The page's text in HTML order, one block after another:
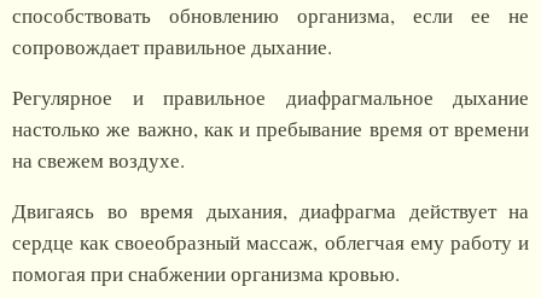
способствовать обновлению организма, если ее не
сопровождает правильное дыхание.
Регулярное и правильное диафрагмальное дыхание
настолько же важно, как и пребывание время от времени
на свежем воздухе.
Двигаясь во время дыхания, диафрагма действует на
сердце как своеобразный массаж, облегчая ему работу и
помогая при снабжении организма кровью.